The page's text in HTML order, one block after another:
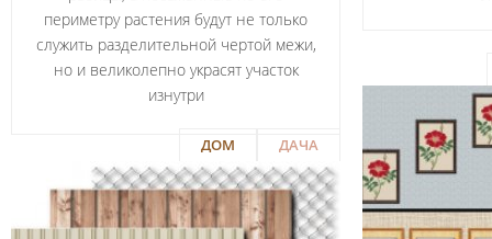
периметру растения будут не только
служить разделительной чертой межи,
но и великолепно украсят участок
изнутри
ДАЧА
ДОМ